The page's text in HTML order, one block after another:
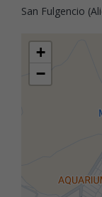
San Fulgencio
+
−